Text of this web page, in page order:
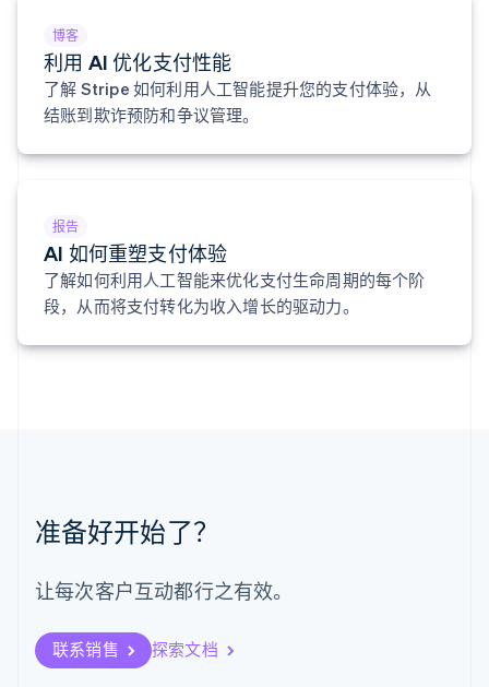
博客
利用 AI 优化支付性能
了解 Stripe 如何利用人工智能提升您的支付体验，从
结账到欺诈预防和争议管理。
报告
AI 如何重塑支付体验
了解如何利用人工智能来优化支付生命周期的每个阶
段，从而将支付转化为收入增长的驱动力。
准备好开始了？
让每次客户互动都行之有效。
联系销售 探索文档
English
列支敦士登
Deutsch English
卢森堡
Français DeutschEnglish
罗马尼亚
马来西亚
English简体中文
美国
EnglishEspañol简体中文
EspañolEnglish
SvenskaEnglish
瑞士
塞浦路斯
斯洛伐克
English